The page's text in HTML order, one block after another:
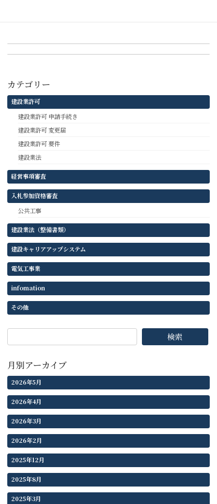
【令和8年度（2026年度）】熊本市 建設工事入札参加資格審査｜格付け基準・主な改正事項まとめ
次の記事
令和9・10年度（2027・2028年度）熊本県工事入札参加者資格審査申請要領（県内建設業者）について
カテゴリー
建設業許可
建設業許可 申請手続き
建設業許可 変更届
建設業許可 要件
建設業法
経営事項審査
入札参加資格審査
公共工事
建設業法（整備書類）
建設キャリアアップシステム
電気工事業
infomation
その他
検索
月別アーカイブ
2026年5月
2026年4月
2026年3月
2026年2月
2025年12月
2025年8月
2025年3月